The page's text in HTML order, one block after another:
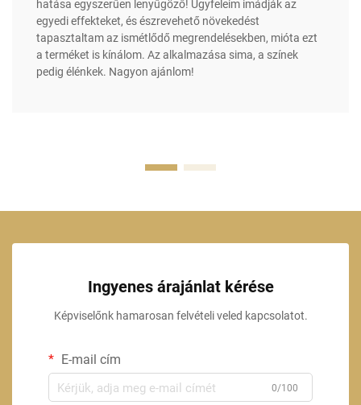
hatása egyszerűen lenyűgöző! Ügyfeleim imádják az
egyedi effekteket, és észrevehető növekedést
tapasztaltam az ismétlődő megrendelésekben, mióta ezt
a terméket is kínálom. Az alkalmazása sima, a színek
pedig élénkek. Nagyon ajánlom!
Ingyenes árajánlat kérése
Képviselőnk hamarosan felvételi veled kapcsolatot.
E-mail cím
0/100